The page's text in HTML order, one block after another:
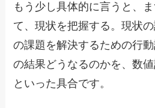
もう少し具体的に言うと、
て、現状を把握する。現状
の課題を解決するための行
の結果どうなるのかを、数値
といった具合です。